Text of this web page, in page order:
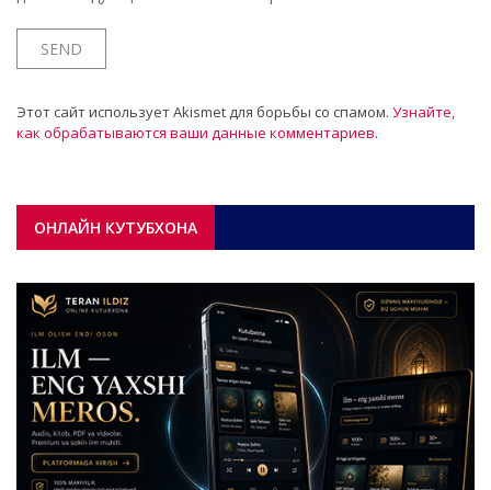
Этот сайт использует Akismet для борьбы со спамом. Узнайте,
как обрабатываются ваши данные комментариев.
ОНЛАЙН КУТУБХОНА